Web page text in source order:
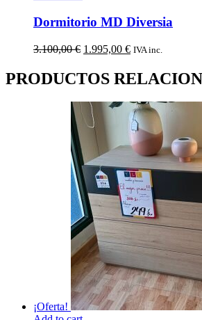
Dormitorio MD Diversia
3.100,00€ El
original
era:
1.995,00 €El
actual
es:
IVA inc.
PRODUCTOS
¡Oferta!